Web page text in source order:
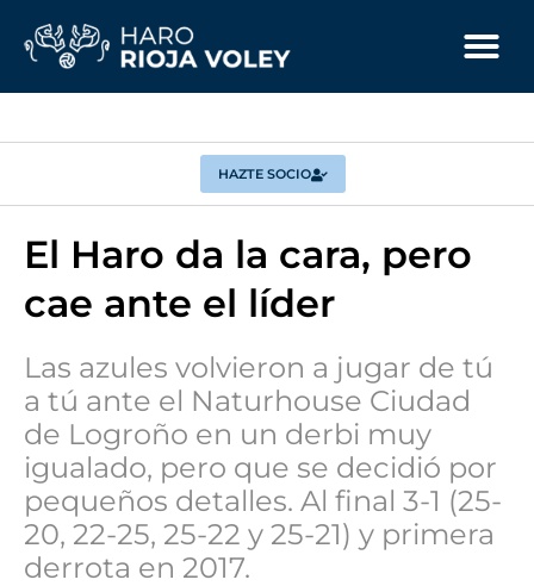
HAZTE SOCIO
El Haro da la cara, pero
cae ante el líder
Las azules volvieron a jugar de tú
a tú ante el Naturhouse Ciudad
de Logroño en un derbi muy
igualado, pero que se decidió por
pequeños detalles. Al final 3-1 (25-
20, 22-25, 25-22 y 25-21) y primera
derrota en 2017.